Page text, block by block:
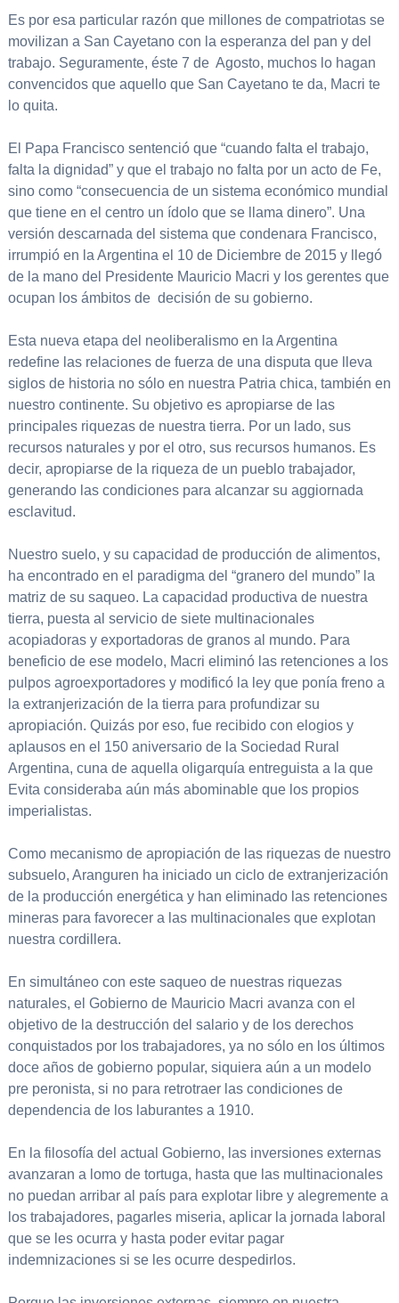
Es por esa particular razón que millones de compatriotas se
movilizan a San Cayetano con la esperanza del pan y del
trabajo. Seguramente, éste 7 de Agosto, muchos lo hagan
convencidos que aquello que San Cayetano te da, Macri te
lo quita.
El Papa Francisco sentenció que “cuando falta el trabajo,
falta la dignidad” y que el trabajo no falta por un acto de Fe,
sino como “consecuencia de un sistema económico mundial
que tiene en el centro un ídolo que se llama dinero”. Una
versión descarnada del sistema que condenara Francisco,
irrumpió en la Argentina el 10 de Diciembre de 2015 y llegó
de la mano del Presidente Mauricio Macri y los gerentes que
ocupan los ámbitos de decisión de su gobierno.
Esta nueva etapa del neoliberalismo en la Argentina
redefine las relaciones de fuerza de una disputa que lleva
siglos de historia no sólo en nuestra Patria chica, también en
nuestro continente. Su objetivo es apropiarse de las
principales riquezas de nuestra tierra. Por un lado, sus
recursos naturales y por el otro, sus recursos humanos. Es
decir, apropiarse de la riqueza de un pueblo trabajador,
generando las condiciones para alcanzar su aggiornada
esclavitud.
Nuestro suelo, y su capacidad de producción de alimentos,
ha encontrado en el paradigma del “granero del mundo” la
matriz de su saqueo. La capacidad productiva de nuestra
tierra, puesta al servicio de siete multinacionales
acopiadoras y exportadoras de granos al mundo. Para
beneficio de ese modelo, Macri eliminó las retenciones a los
pulpos agroexportadores y modificó la ley que ponía freno a
la extranjerización de la tierra para profundizar su
apropiación. Quizás por eso, fue recibido con elogios y
aplausos en el 150 aniversario de la Sociedad Rural
Argentina, cuna de aquella oligarquía entreguista a la que
Evita consideraba aún más abominable que los propios
imperialistas.
Como mecanismo de apropiación de las riquezas de nuestro
subsuelo, Aranguren ha iniciado un ciclo de extranjerización
de la producción energética y han eliminado las retenciones
mineras para favorecer a las multinacionales que explotan
nuestra cordillera.
En simultáneo con este saqueo de nuestras riquezas
naturales, el Gobierno de Mauricio Macri avanza con el
objetivo de la destrucción del salario y de los derechos
conquistados por los trabajadores, ya no sólo en los últimos
doce años de gobierno popular, siquiera aún a un modelo
pre peronista, si no para retrotraer las condiciones de
dependencia de los laburantes a 1910.
En la filosofía del actual Gobierno, las inversiones externas
avanzaran a lomo de tortuga, hasta que las multinacionales
no puedan arribar al país para explotar libre y alegremente a
los trabajadores, pagarles miseria, aplicar la jornada laboral
que se les ocurra y hasta poder evitar pagar
indemnizaciones si se les ocurre despedirlos.